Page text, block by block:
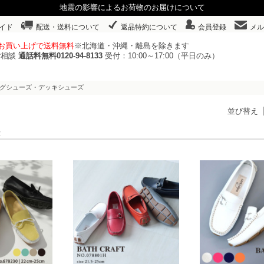
地震の影響によるお荷物のお届けについて
ド 配送・送料について 返品特約について 会員登録 メ
買い上げで送料無料※北海道・沖縄・離島を除きます
談 通話料無料0120-94-8133 受付：10:00～17:00（平日のみ）
シューズ・デッキシューズ
並び替え